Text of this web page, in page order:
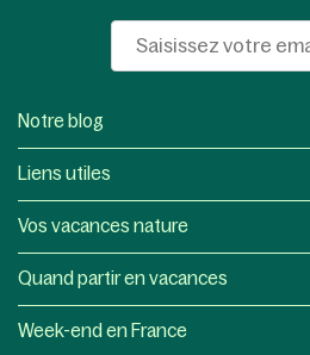
Notre blog
Liens utiles
Vos vacances nature
Quand partir en vacances
Week-end en France